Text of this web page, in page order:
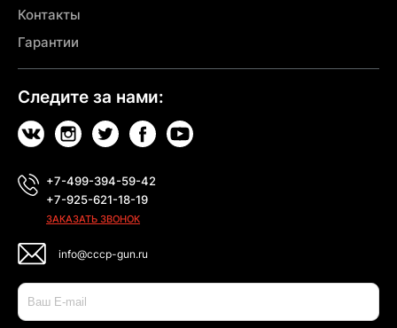
Контакты
Гарантии
Следите за нами:
+7-499-394-59-42
+7-925-621-18-19
ЗАКАЗАТЬ ЗВОНОК
info@cccp-gun.ru